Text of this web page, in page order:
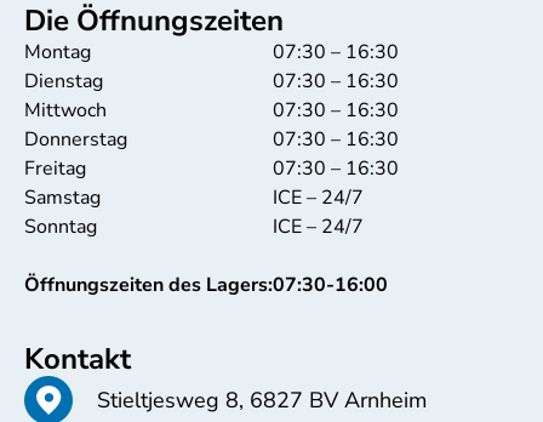
Die Öffnungszeiten
Montag
Dienstag
Mittwoch
Donnerstag
Freitag
Samstag
Sonntag
Öffnungszeiten des Lagers:
07:30 – 16:30
07:30 – 16:30
07:30 – 16:30
07:30 – 16:30
07:30 – 16:30
ICE – 24/7
ICE – 24/7
07:30-16:00
Kontakt
Stieltjesweg 8, 6827 BV Arnheim